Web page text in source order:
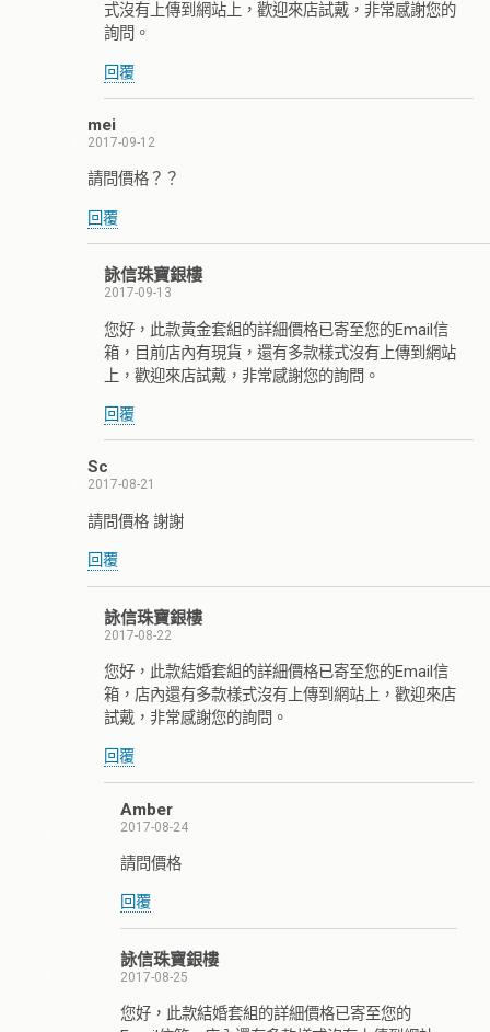
式沒有上傳到網站上，歡迎來店試戴，非常感謝您的
詢問。
回覆
mei
2017-09-12
請問價格？？
回覆
詠信珠寶銀樓
2017-09-13
您好，此款黃金套組的詳細價格已寄至您的Email信
箱，目前店內有現貨，還有多款樣式沒有上傳到網站
上，歡迎來店試戴，非常感謝您的詢問。
回覆
Sc
2017-08-21
請問價格 謝謝
回覆
詠信珠寶銀樓
2017-08-22
您好，此款結婚套組的詳細價格已寄至您的Email信
箱，店內還有多款樣式沒有上傳到網站上，歡迎來店
試戴，非常感謝您的詢問。
回覆
Amber
2017-08-24
請問價格
回覆
詠信珠寶銀樓
2017-08-25
您好，此款結婚套組的詳細價格已寄至您的